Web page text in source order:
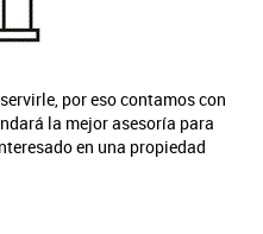
por eso contamos con
la mejor asesoría para
en una propiedad